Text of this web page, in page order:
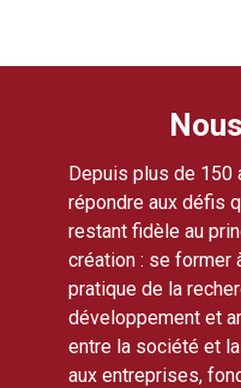
Depuis plus de 150
répondre aux défis
restant fidèle au
création : se former
pratique de la
développement et
entre la société et
aux entreprises,